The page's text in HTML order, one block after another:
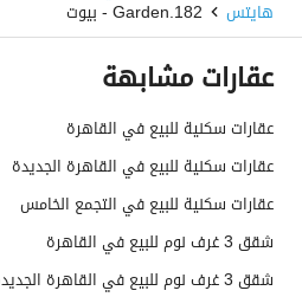
هايتس Garden.182 - بيوت
عقارات مشابهة
عقارات سكنية للبيع في القاهرة
عقارات سكنية للبيع في القاهرة الجديدة
عقارات سكنية للبيع في التجمع الخامس
شقق 3 غرف نوم للبيع في القاهرة
شقق 3 غرف نوم للبيع في القاهرة الجديدة